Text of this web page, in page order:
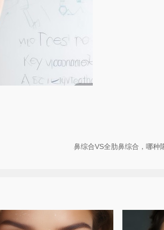
鼻综合VS全肋鼻综合，哪种